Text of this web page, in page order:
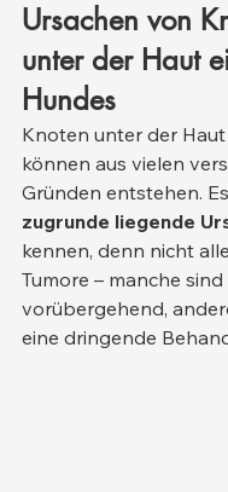
Ursachen von
unter der Haut
Hundes
Knoten unter der
können aus vielen
Gründen entstehen.
zugrunde liegende
kennen, denn nicht
Tumore – manche sind
vorübergehend,
eine dringende